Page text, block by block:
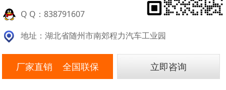
Q Q：838791607
地址：湖北省随州市南郊程力汽车工业园
厂家直销 全国联保 立即咨询